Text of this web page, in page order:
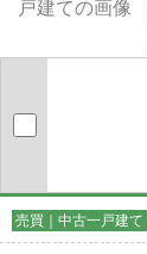
売買｜中古一戸建て